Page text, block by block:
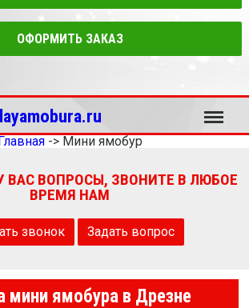
ОФОРМИТЬ ЗАКАЗ
Меню
-> Мини ямобур
ВАС ВОПРОСЫ, ЗВОНИТЕ В ЛЮБОЕ
ВРЕМЯ НАМ
звонок Задать вопрос
мини ямобура в Дрезне